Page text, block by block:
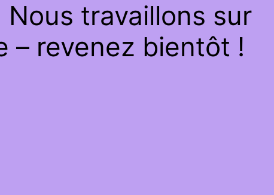
travaillons sur
– revenez bientôt !